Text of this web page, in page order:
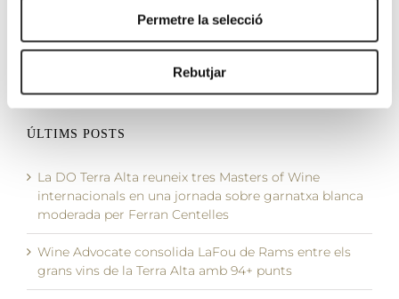
Permetre la selecció
Rebutjar
Centelles
ÚLTIMS POSTS
La DO Terra Alta reuneix tres Masters of Wine
internacionals en una jornada sobre garnatxa blanca
moderada per Ferran Centelles
Wine Advocate consolida LaFou de Rams entre els
grans vins de la Terra Alta amb 94+ punts